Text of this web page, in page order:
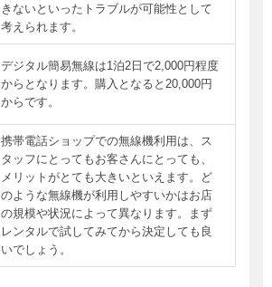
きないといったトラブルが可能性として
考えられます。
デジタル簡易無線は1泊2日で2,000円程度
からとなります。購入となると20,000円
からです。
携帯電話ショップでの無線機利用は、ス
タッフにとってもお客さんにとっても、
メリットがとても大きいといえます。ど
のような無線機が利用しやすいかはお店
の規模や状況によって異なります。まず
レンタルで試してみてから決定しても良
いでしょう。